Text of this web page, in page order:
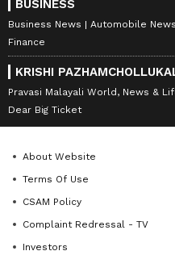
BUSINESS
Business News Automobile News
Finance
KRISHI
Pravasi Malayali World, News &
Dear Big Ticket
About Website
Terms Of Use
CSAM Policy
Complaint Redressal - TV
Investors